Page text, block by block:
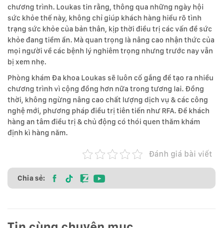
chương trình. Loukas tin rằng, thông qua những ngày hội
sức khỏe thế này, không chỉ giúp khách hàng hiểu rõ tình
trạng sức khỏe của bản thân, kịp thời điều trị các vấn đề sức
khỏe đang tiềm ẩn. Mà quan trọng là nâng cao nhận thức của
mọi người về các bệnh lý nghiêm trọng nhưng trước nay vẫn
bị xem nhẹ.
Phòng khám Đa khoa Loukas sẽ luôn cố gắng để tạo ra nhiều
chương trình vì cộng đồng hơn nữa trong tương lai. Đồng
thời, không ngừng nâng cao chất lượng dịch vụ & các công
nghệ mới, phương pháp điều trị tiên tiến như RFA. Để khách
hàng an tâm điều trị & chủ động có thói quen thăm khám
định kì hàng năm.
Đánh giá bài viết
Chia sẻ: